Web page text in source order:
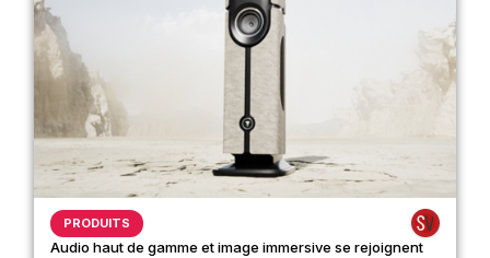
PRODUITS
Audio haut de gamme et image immersive se rejoignent